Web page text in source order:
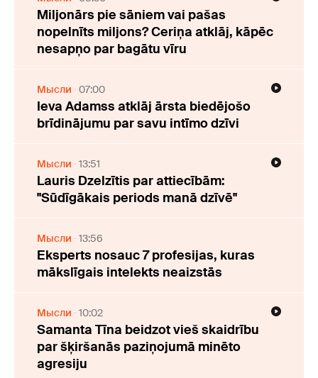
Miljonārs pie sāniem vai pašas
nopelnīts miljons? Ceriņa atklāj, kāpēc
nesapņo par bagātu vīru
Мысли 07:00
Ieva Adamss atklāj ārsta biedējošo
brīdinājumu par savu intīmo dzīvi
Мысли 13:51
Lauris Dzelzītis par attiecībām:
"Sūdīgākais periods manā dzīvē"
Мысли 13:56
Eksperts nosauc 7 profesijas, kuras
mākslīgais intelekts neaizstās
Мысли 10:02
Samanta Tīna beidzot vieš skaidrību
par šķiršanās paziņojumā minēto
agresiju